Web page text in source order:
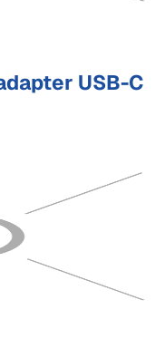
USB-C